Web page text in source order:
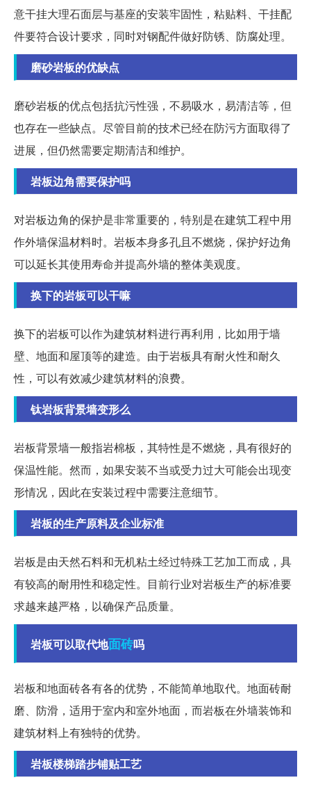
意干挂大理石面层与基座的安装牢固性，粘贴料、干挂配
件要符合设计要求，同时对钢配件做好防锈、防腐处理。
磨砂岩板的优缺点
磨砂岩板的优点包括抗污性强，不易吸水，易清洁等，但
也存在一些缺点。尽管目前的技术已经在防污方面取得了
进展，但仍然需要定期清洁和维护。
岩板边角需要保护吗
对岩板边角的保护是非常重要的，特别是在建筑工程中用
作外墙保温材料时。岩板本身多孔且不燃烧，保护好边角
可以延长其使用寿命并提高外墙的整体美观度。
换下的岩板可以干嘛
换下的岩板可以作为建筑材料进行再利用，比如用于墙
壁、地面和屋顶等的建造。由于岩板具有耐火性和耐久
性，可以有效减少建筑材料的浪费。
钛岩板背景墙变形么
岩板背景墙一般指岩棉板，其特性是不燃烧，具有很好的
保温性能。然而，如果安装不当或受力过大可能会出现变
形情况，因此在安装过程中需要注意细节。
岩板的生产原料及企业标准
岩板是由天然石料和无机粘土经过特殊工艺加工而成，具
有较高的耐用性和稳定性。目前行业对岩板生产的标准要
求越来越严格，以确保产品质量。
岩板可以取代地面砖吗
岩板和地面砖各有各的优势，不能简单地取代。地面砖耐
磨、防滑，适用于室内和室外地面，而岩板在外墙装饰和
建筑材料上有独特的优势。
岩板楼梯踏步铺贴工艺